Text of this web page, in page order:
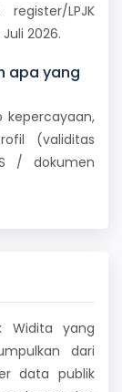
LPJK
2026.
apa yang
kepercayaan,
(validitas
/ dokumen
Widita yang
dari
data publik